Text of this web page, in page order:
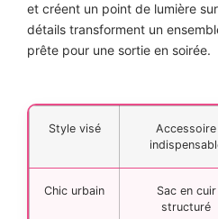
et créent un point de lumière
détails transforment un
prête pour une sortie en soirée.
Style visé
Accessoire
Chic urbain
Sac en cuir
structuré